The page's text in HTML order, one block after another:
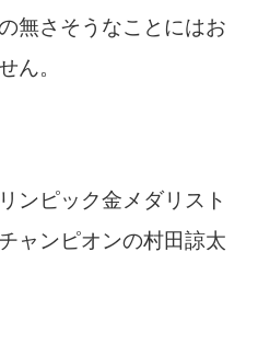
無さそうなことにはお
ん。
ンピック金メダリスト
ャンピオンの村田諒太